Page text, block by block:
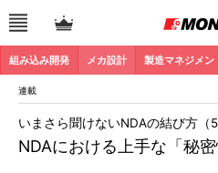
組み込み開発 メカ設計 製造マネジメン
連載
NDAにおける上手な「秘
いまさら聞けないNDAの結び方（5